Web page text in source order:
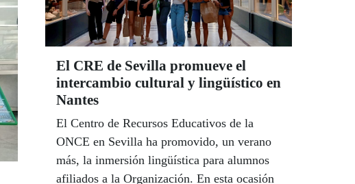
El CRE de Sevilla promueve el
intercambio cultural y lingüístico en
Nantes
El Centro de Recursos Educativos de la
ONCE en Sevilla ha promovido, un verano
más, la inmersión lingüística para alumnos
afiliados a la Organización. En esta ocasión